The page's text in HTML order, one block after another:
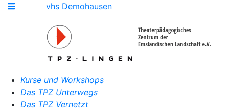
vhs Demohausen
Kurse und Workshops
Das TPZ Unterwegs
Das TPZ Vernetzt